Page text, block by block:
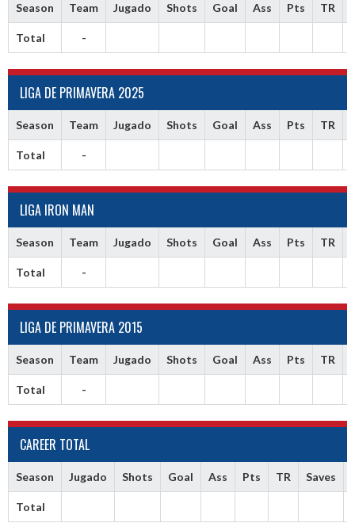
Season Team Jugado Shots Goal Ass Pts TR
Total -
LIGA DE PRIMAVERA 2025
Season Team Jugado Shots Goal Ass Pts TR
Total -
LIGA IRON MAN
Season Team Jugado Shots Goal Ass Pts TR
Total -
LIGA DE PRIMAVERA 2015
Season Team Jugado Shots Goal Ass Pts TR
Total -
CAREER TOTAL
Season Jugado Shots Goal Ass Pts TR Saves
Total